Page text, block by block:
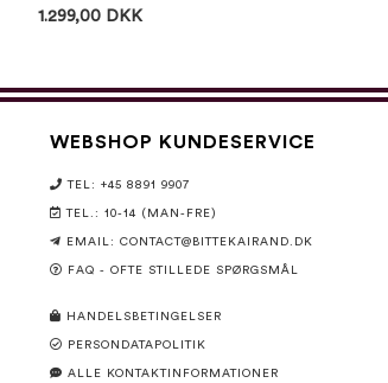
1.299,00 DKK
WEBSHOP KUNDESERVICE
TEL: +45 8891 9907
TEL.: 10-14 (MAN-FRE)
EMAIL: CONTACT@BITTEKAIRAND.DK
FAQ - OFTE STILLEDE SPØRGSMÅL
HANDELSBETINGELSER
PERSONDATAPOLITIK
ALLE KONTAKTINFORMATIONER